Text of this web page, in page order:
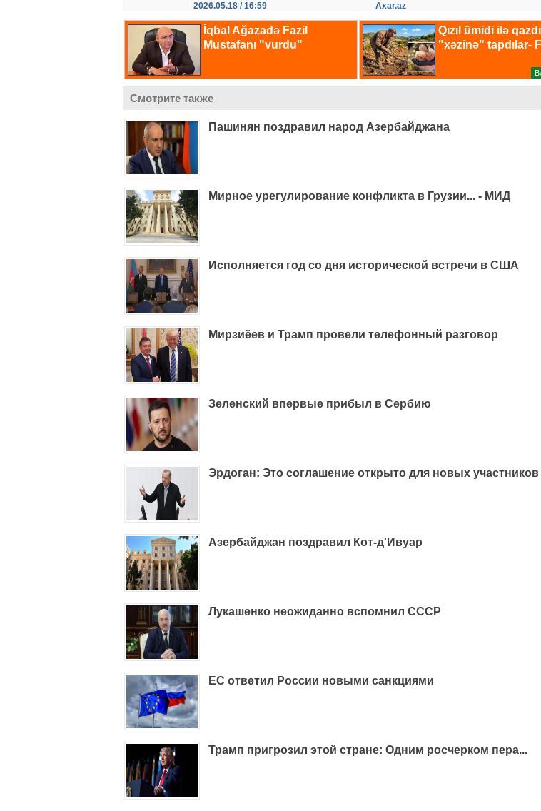
2026.05.18 / 16:59 Axar.az
Смотрите также
Пашинян поздравил народ Азербайджана
Мирное урегулирование конфликта в Грузии... - МИД
Исполняется год со дня исторической встречи в США
Мирзиёев и Трамп провели телефонный разговор
Зеленский впервые прибыл в Сербию
Эрдоган: Это соглашение открыто для новых участников
Азербайджан поздравил Кот-д'Ивуар
Лукашенко неожиданно вспомнил СССР
ЕС ответил России новыми санкциями
Трамп пригрозил этой стране: Одним росчерком пера...